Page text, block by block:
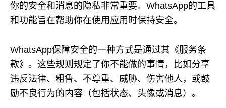
你的安全和消息的隐私非常重要。WhatsApp的工具
和功能旨在帮助你在使用应用时保持安全。
WhatsApp保障安全的一种方式是通过其《服务条
款》。这些规则规定了你不能做的事情，比如分享
违反法律、粗鲁、不尊重、威胁、伤害他人，或鼓
励不良行为的内容（包括状态、头像或消息）。